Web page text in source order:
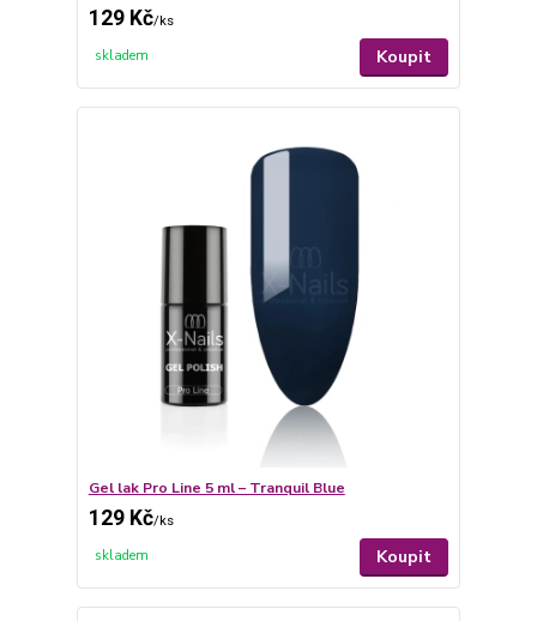
129 Kč/ks
skladem Koupit
Gel lak Pro Line 5 ml – Tranquil Blue
129 Kč/ks
skladem Koupit